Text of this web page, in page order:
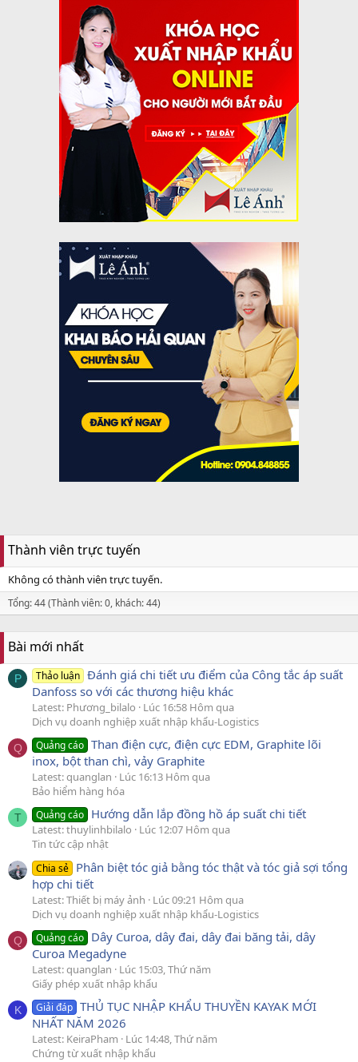
Thành viên trực tuyến
Không có thành viên trực tuyến.
Tổng: 44 (Thành viên: 0, khách: 44)
Bài mới nhất
P Thảo luận Đánh giá chi tiết ưu điểm của Công tắc áp suất
Danfoss so với các thương hiệu khác
Latest: Phương_bilalo
Lúc 16:58 Hôm qua
Dịch vụ doanh nghiệp xuất nhập khẩu-Logistics
Q Quảng cáo Than điện cực, điện cực EDM, Graphite lõi
inox, bột than chì, vảy Graphite
Latest: quanglan
Lúc 16:13 Hôm qua
Bảo hiểm hàng hóa
T Quảng cáo Hướng dẫn lắp đồng hồ áp suất chi tiết
Latest: thuylinhbilalo
Lúc 12:07 Hôm qua
Tin tức cập nhật
Chia sẻ Phân biệt tóc giả bằng tóc thật và tóc giả sợi tổng
hợp chi tiết
Latest: Thiết bị máy ảnh
Lúc 09:21 Hôm qua
Dịch vụ doanh nghiệp xuất nhập khẩu-Logistics
Q Quảng cáo Dây Curoa, dây đai, dây đai băng tải, dây
Curoa Megadyne
Latest: quanglan
Lúc 15:03, Thứ năm
Giấy phép xuất nhập khẩu
K Giải đáp THỦ TỤC NHẬP KHẨU THUYỀN KAYAK MỚI
NHẤT NĂM 2026
Latest: KeiraPham
Lúc 14:48, Thứ năm
Chứng từ xuất nhập khẩu